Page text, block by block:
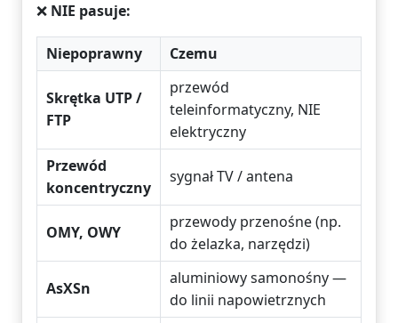
❌ NIE pasuje:
Niepoprawny Czemu
Skrętka UTP /
FTP
przewód
teleinformatyczny, NIE
elektryczny
Przewód
koncentryczny
sygnał TV / antena
OMY, OWY
przewody przenośne (np.
do żelazka, narzędzi)
AsXSn
aluminiowy samonośny —
do linii napowietrznych